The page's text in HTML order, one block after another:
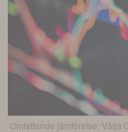
Omfattande jämförelse: Välja